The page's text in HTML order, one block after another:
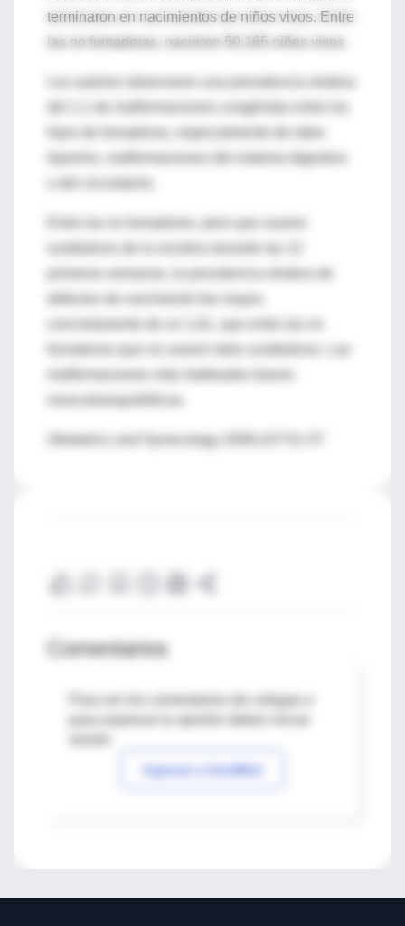
terminaron en nacimientos de niños vivos. Entre
las no fumadoras, nacieron 50.165 niños vivos.
del 1,1 de malformaciones congénitas entre los
leporino, malformaciones del sistema digestivo
defectos de nacimiento fue mayor,
musculoesqueléticas.
Obstetrics and Gynecology 2006;107:51-57
Comentarios
Para ver los comentarios de colegas o
Ingresar a IntraMed